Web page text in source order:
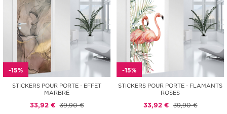
-15%
STICKERS POUR PORTE - EFFET
MARBRÉ
33,92 € 39,90 €
-15%
STICKERS POUR PORTE - FLAMANTS
ROSES
33,92 € 39,90 €